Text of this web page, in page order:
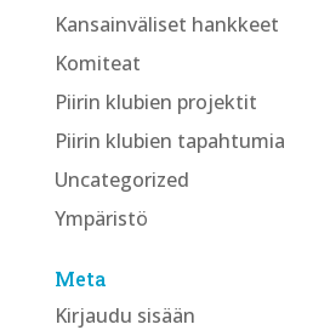
Kansainväliset hankkeet
Komiteat
Piirin klubien projektit
Piirin klubien tapahtumia
Uncategorized
Ympäristö
Meta
Kirjaudu sisään